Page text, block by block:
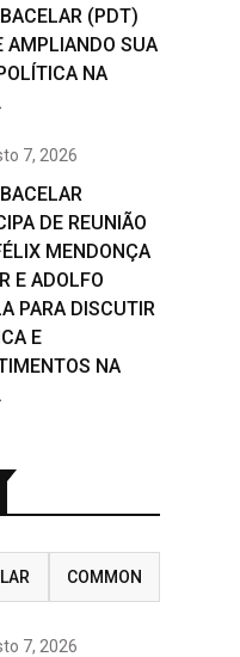
(PDT)
AMPLIANDO SUA
NA
7, 2026
DE REUNIÃO
MENDONÇA
E ADOLFO
PARA DISCUTIR
E
NA
COMMON
7, 2026